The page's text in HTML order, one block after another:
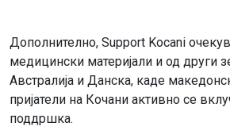
Дополнително, Support Kocani
медицински материјали и од други
Австралија и Данска, каде
пријатели на Кочани активно се
поддршка.